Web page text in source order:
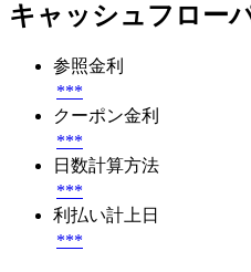
キャッシュフロー
参照金利
***
クーポン金利
***
日数計算方法
***
利払い計上日
***